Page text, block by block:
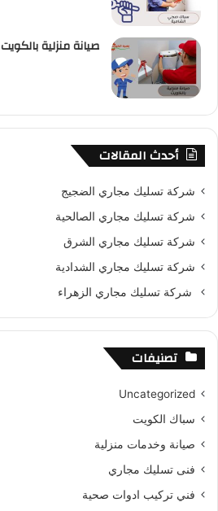
صيانة منزلية بالكويت
أحدث المقالات
شركة تسليك مجاري الضجيج
شركة تسليك مجاري الصالحية
شركة تسليك مجاري الشرق
شركة تسليك مجاري الشدادية
شركة تسليك مجاري الزهراء
تصنيفات
Uncategorized
سباك الكويت
صيانة وخدمات منزلية
فنى تسليك مجاري
فني تركيب ادوات صحية